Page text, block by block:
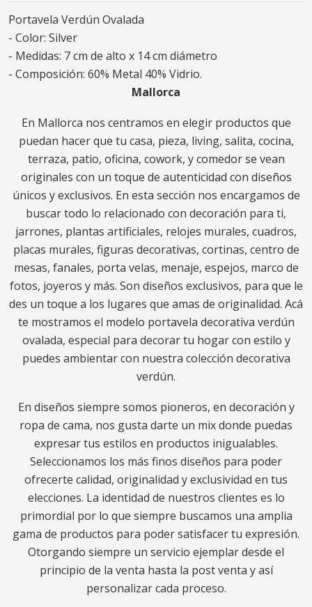
Portavela Verdún Ovalada
- Color: Silver
- Medidas: 7 cm de alto x 14 cm diámetro
- Composición: 60% Metal 40% Vidrio.
Mallorca
En Mallorca nos centramos en elegir productos que
puedan hacer que tu casa, pieza, living, salita, cocina,
terraza, patio, oficina, cowork, y comedor se vean
originales con un toque de autenticidad con diseños
únicos y exclusivos. En esta sección nos encargamos de
buscar todo lo relacionado con decoración para ti,
jarrones, plantas artificiales, relojes murales, cuadros,
placas murales, figuras decorativas, cortinas, centro de
mesas, fanales, porta velas, menaje, espejos, marco de
fotos, joyeros y más. Son diseños exclusivos, para que le
des un toque a los lugares que amas de originalidad. Acá
te mostramos el modelo portavela decorativa verdún
ovalada, especial para decorar tu hogar con estilo y
puedes ambientar con nuestra colección decorativa
verdún.
En diseños siempre somos pioneros, en decoración y
ropa de cama, nos gusta darte un mix donde puedas
expresar tus estilos en productos inigualables.
Seleccionamos los más finos diseños para poder
ofrecerte calidad, originalidad y exclusividad en tus
elecciones. La identidad de nuestros clientes es lo
primordial por lo que siempre buscamos una amplia
gama de productos para poder satisfacer tu expresión.
Otorgando siempre un servicio ejemplar desde el
principio de la venta hasta la post venta y así
personalizar cada proceso.